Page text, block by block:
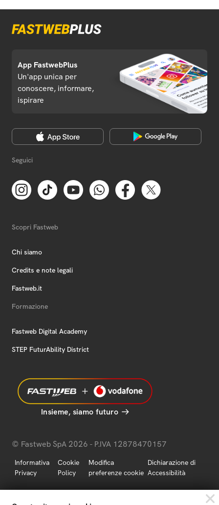
App FastwebPlus
Un'app unica per
conoscere, informare,
ispirare
Seguici
Scopri Fastweb
Chi siamo
Credits e note legali
Fastweb.it
Formazione
Fastweb Digital Academy
STEP FuturAbility District
Insieme, siamo futuro
© Fastweb SpA 2026 - P.IVA 12878470157
Informativa
Privacy
Cookie
Policy
Modifica
preferenze cookie
Dichiarazione di
Accessibilità